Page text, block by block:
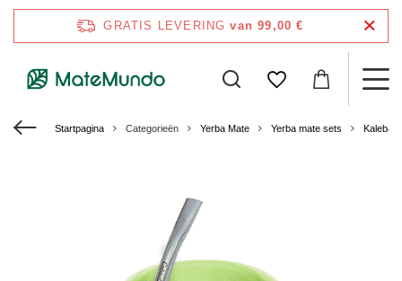
GRATIS LEVERING van 99,00 €
Startpagina Categorieën Yerba Mate Yerba mate sets Kalebas